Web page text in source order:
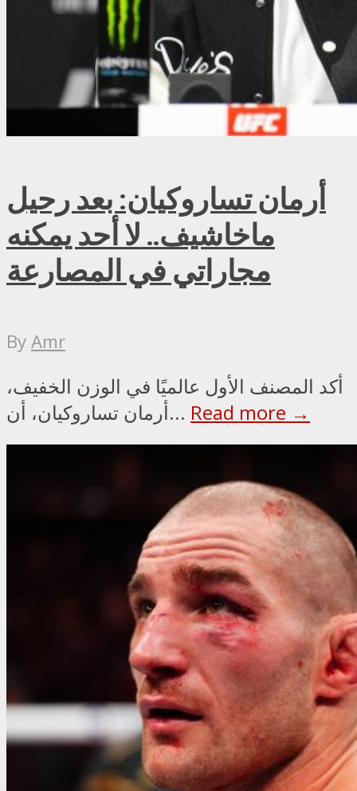
أرمان تساروكيان: بعد رحيل
ماخاشيف.. لا أحد يمكنه
مجاراتي في المصارعة
ByAmr
أكد المصنف الأول عالميًا في الوزن الخفيف،
أرمان تساروكيان، أن... Read more →